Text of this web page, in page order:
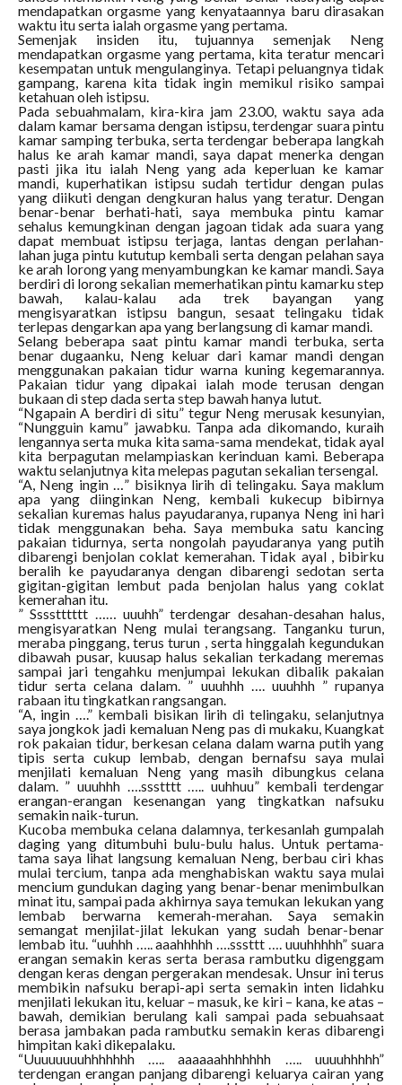
mendapatkan orgasme yang kenyataannya baru dirasakan
waktu itu serta ialah orgasme yang pertama.
Semenjak insiden itu, tujuannya semenjak Neng
mendapatkan orgasme yang pertama, kita teratur mencari
kesempatan untuk mengulanginya. Tetapi peluangnya tidak
gampang, karena kita tidak ingin memikul risiko sampai
ketahuan oleh istipsu.
Pada sebuahmalam, kira-kira jam 23.00, waktu saya ada
dalam kamar bersama dengan istipsu, terdengar suara pintu
kamar samping terbuka, serta terdengar beberapa langkah
halus ke arah kamar mandi, saya dapat menerka dengan
pasti jika itu ialah Neng yang ada keperluan ke kamar
mandi, kuperhatikan istipsu sudah tertidur dengan pulas
yang diikuti dengan dengkuran halus yang teratur. Dengan
benar-benar berhati-hati, saya membuka pintu kamar
sehalus kemungkinan dengan jagoan tidak ada suara yang
dapat membuat istipsu terjaga, lantas dengan perlahan-
lahan juga pintu kututup kembali serta dengan pelahan saya
ke arah lorong yang menyambungkan ke kamar mandi. Saya
berdiri di lorong sekalian memerhatikan pintu kamarku step
bawah, kalau-kalau ada trek bayangan yang
mengisyaratkan istipsu bangun, sesaat telingaku tidak
terlepas dengarkan apa yang berlangsung di kamar mandi.
Selang beberapa saat pintu kamar mandi terbuka, serta
benar dugaanku, Neng keluar dari kamar mandi dengan
menggunakan pakaian tidur warna kuning kegemarannya.
Pakaian tidur yang dipakai ialah mode terusan dengan
bukaan di step dada serta step bawah hanya lutut.
“Ngapain A berdiri di situ” tegur Neng merusak kesunyian,
“Nungguin kamu” jawabku. Tanpa ada dikomando, kuraih
lengannya serta muka kita sama-sama mendekat, tidak ayal
kita berpagutan melampiaskan kerinduan kami. Beberapa
waktu selanjutnya kita melepas pagutan sekalian tersengal.
“A, Neng ingin …” bisiknya lirih di telingaku. Saya maklum
apa yang diinginkan Neng, kembali kukecup bibirnya
sekalian kuremas halus payudaranya, rupanya Neng ini hari
tidak menggunakan beha. Saya membuka satu kancing
pakaian tidurnya, serta nongolah payudaranya yang putih
dibarengi benjolan coklat kemerahan. Tidak ayal , bibirku
beralih ke payudaranya dengan dibarengi sedotan serta
gigitan-gigitan lembut pada benjolan halus yang coklat
kemerahan itu.
” Sssstttttt …… uuuhh” terdengar desahan-desahan halus,
mengisyaratkan Neng mulai terangsang. Tanganku turun,
meraba pinggang, terus turun , serta hinggalah kegundukan
dibawah pusar, kuusap halus sekalian terkadang meremas
sampai jari tengahku menjumpai lekukan dibalik pakaian
tidur serta celana dalam. ” uuuhhh …. uuuhhh ” rupanya
rabaan itu tingkatkan rangsangan.
“A, ingin ….” kembali bisikan lirih di telingaku, selanjutnya
saya jongkok jadi kemaluan Neng pas di mukaku, Kuangkat
rok pakaian tidur, berkesan celana dalam warna putih yang
tipis serta cukup lembab, dengan bernafsu saya mulai
menjilati kemaluan Neng yang masih dibungkus celana
dalam. ” uuuhhh ….ssstttt ….. uuhhuu” kembali terdengar
erangan-erangan kesenangan yang tingkatkan nafsuku
semakin naik-turun.
Kucoba membuka celana dalamnya, terkesanlah gumpalah
daging yang ditumbuhi bulu-bulu halus. Untuk pertama-
tama saya lihat langsung kemaluan Neng, berbau ciri khas
mulai tercium, tanpa ada menghabiskan waktu saya mulai
mencium gundukan daging yang benar-benar menimbulkan
minat itu, sampai pada akhirnya saya temukan lekukan yang
lembab berwarna kemerah-merahan. Saya semakin
semangat menjilat-jilat lekukan yang sudah benar-benar
lembab itu. “uuhhh ….. aaahhhhh ….sssttt …. uuuhhhhh” suara
erangan semakin keras serta berasa rambutku digenggam
dengan keras dengan pergerakan mendesak. Unsur ini terus
membikin nafsuku berapi-api serta semakin inten lidahku
menjilati lekukan itu, keluar – masuk, ke kiri – kana, ke atas –
bawah, demikian berulang kali sampai pada sebuahsaat
berasa jambakan pada rambutku semakin keras dibarengi
himpitan kaki dikepalaku.
“Uuuuuuuuhhhhhhh ….. aaaaaahhhhhhh ….. uuuuhhhhh”
terdengan erangan panjang dibarengi keluarya cairan yang